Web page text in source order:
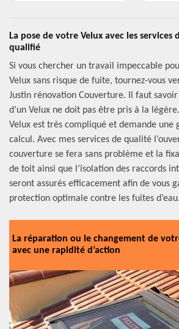
La pose de votre Velux avec les services
qualifié
Si vous chercher un travail impeccable
Velux sans risque de fuite, tournez-vous
Justin rénovation Couverture. Il faut
d’un Velux ne doit pas être pris à la
Velux est très compliqué et demande une
calcul. Avec mes services de qualité
couverture se fera sans problème et la
de toit ainsi que l’isolation des raccords
seront assurés efficacement afin de vous
protection optimale contre les fuites d’eau.
La réparation ou le changement de
avec une rapidité d’action